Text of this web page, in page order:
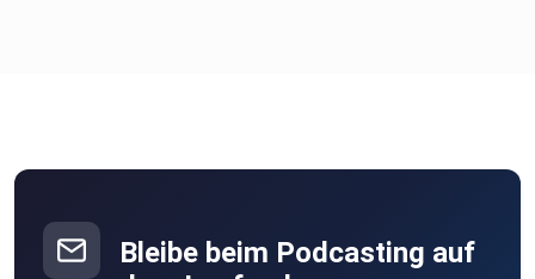
Bleibe beim Podcasting auf